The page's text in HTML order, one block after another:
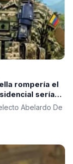
rompería el
sería
Abelardo De